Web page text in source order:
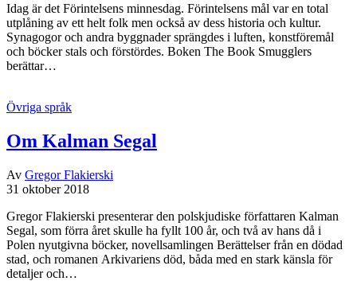
Idag är det Förintelsens minnesdag. Förintelsens mål var en total
utplåning av ett helt folk men också av dess historia och kultur.
Synagogor och andra byggnader sprängdes i luften, konstföremål
och böcker stals och förstördes. Boken The Book Smugglers
berättar…
Övriga språk
Om Kalman Segal
Av Gregor Flakierski
31 oktober 2018
Gregor Flakierski presenterar den polskjudiske författaren Kalman
Segal, som förra året skulle ha fyllt 100 år, och två av hans då i
Polen nyutgivna böcker, novellsamlingen Berättelser från en dödad
stad, och romanen Arkivariens död, båda med en stark känsla för
detaljer och…